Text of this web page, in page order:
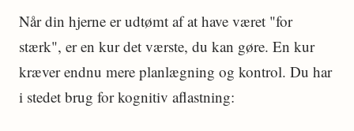
Når din hjerne er udtømt af at have været "for
stærk", er en kur det værste, du kan gøre. En kur
kræver endnu mere planlægning og kontrol. Du har
i stedet brug for kognitiv aflastning: